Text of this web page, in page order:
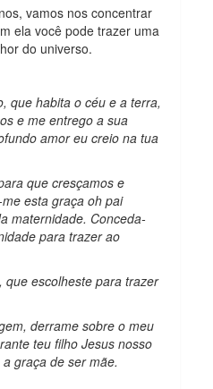
vamos nos concentrar
ela você pode trazer uma
do universo.
que habita o céu e a terra,
e me entrego a sua
amor eu creio na tua
que cresçamos e
esta graça oh pai
maternidade. Conceda-
para trazer ao
que escolheste para trazer
derrame sobre o meu
teu filho Jesus nosso
graça de ser mãe.